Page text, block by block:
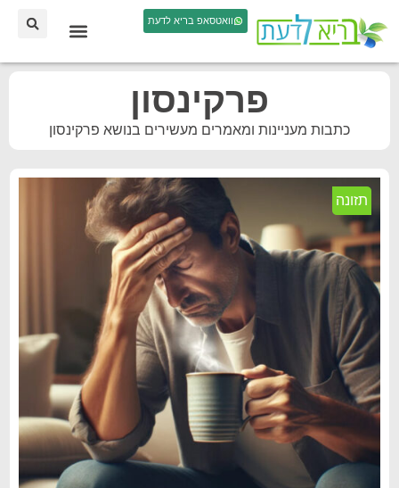
וואטסאפ בריא לדעת
פרקינסון
כתבות מעניינות ומאמרים מעשירים בנושא פרקינסון
תזונה